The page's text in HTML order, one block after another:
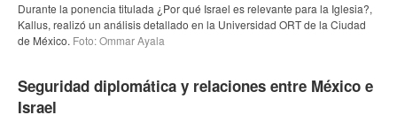
Durante la ponencia titulada ¿Por qué Israel es relevante para la Iglesia?,
Kallus, realizó un análisis detallado en la Universidad ORT de la Ciudad
de México. Foto: Ommar Ayala
Seguridad diplomática y relaciones entre México e
Israel